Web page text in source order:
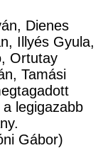
Dienes
Illyés Gyula,
Ortutay
Tamási
legigazabb
Gábor)